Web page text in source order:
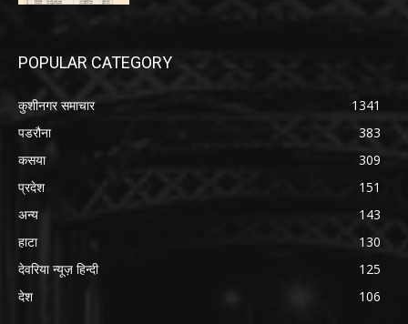
POPULAR CATEGORY
कुशीनगर समाचार
1341
पडरौना
383
कसया
309
प्रदेश
151
अन्य
143
हाटा
130
देवरिया न्यूज़ हिन्दी
125
देश
106